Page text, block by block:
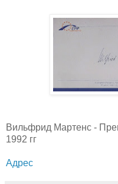
Вильфрид Мартенс -
1992 гг
Адрес